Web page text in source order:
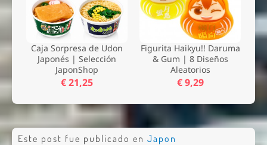
Caja Sorpresa de Udon
Japonés | Selección
JaponShop
€ 21,25
Figurita Haikyu!! Daruma
& Gum | 8 Diseños
Aleatorios
€ 9,29
Este post fue publicado en Japon